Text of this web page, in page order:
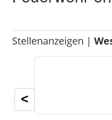
Stellenanzeigen |
<